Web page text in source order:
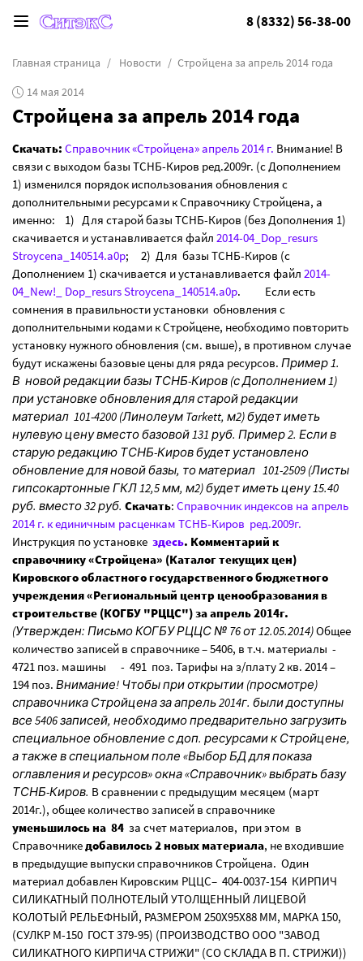
8 (8332) 56-38-00
Главная страница Новости
Стройцена за апрель 2014 года
14 мая 2014
Стройцена за апрель 2014 года
Скачать: Справочник «Стройцена» апрель 2014 г. Внимание! В
связи с выходом базы ТСНБ-Киров ред.2009г. (с Дополнением
1) изменился порядок использования обновления с
дополнительными ресурсами к Справочнику Стройцена, а
именно: 1) Для старой базы ТСНБ-Киров (без Дополнения 1)
скачивается и устанавливается файл 2014-04_Dop_resurs
Stroycena_140514.a0p; 2) Для базы ТСНБ-Киров (с
Дополнением 1) скачивается и устанавливается файл 2014-
04_New!_ Dop_resurs Stroycena_140514.a0p. Если есть
сомнения в правильности установки обновления с
дополнительными кодами к Стройцене, необходимо повторить
установку нужного обновления (см. выше), в противном случае
будут искажены базовые цены для ряда ресурсов. Пример 1.
В новой редакции базы ТСНБ-Киров (с Дополнением 1)
при установке обновления для старой редакции
материал 101-4200 (Линолеум Tarkett, м2) будет иметь
нулевую цену вместо базовой 131 руб. Пример 2. Если в
старую редакцию ТСНБ-Киров будет установлено
обновление для новой базы, то материал 101-2509 (Листы
гипсокартонные ГКЛ 12,5 мм, м2) будет иметь цену 15.40
руб. вместо 32 руб. Скачать: Справочник индексов на апрель
2014 г. к единичным расценкам ТСНБ-Киров ред.2009г.
Инструкция по установке здесь. Комментарий к
справочнику «Стройцена» (Каталог текущих цен)
Кировского областного государственного бюджетного
учреждения «Региональный центр ценообразования в
строительстве (КОГБУ "РЦЦС") за апрель 2014г.
(Утвержден: Письмо КОГБУ РЦЦС № 76 от 12.05.2014)Общее
количество записей в справочнике – 5406, в т.ч. материалы -
4721 поз. машины - 491 поз. Тарифы на з/плату 2 кв. 2014 –
194 поз. Внимание! Чтобы при открытии (просмотре)
справочника Стройцена за апрель 2014г. были доступны
все 5406 записей, необходимо предварительно загрузить
специальное обновление с доп. ресурсами к Стройцене,
а также в специальном поле «Выбор БД для показа
оглавления и ресурсов» окна «Справочник» выбрать базу
ТСНБ-Киров. В сравнении с предыдущим месяцем (март
2014г.), общее количество записей в справочнике
уменьшилось на 84 за счет материалов, при этом в
Справочнике добавилось 2 новых материала, не входившие
в предыдущие выпуски справочников Стройцена. Один
материал добавлен Кировским РЦЦС– 404-0037-154 КИРПИЧ
СИЛИКАТНЫЙ ПОЛНОТЕЛЫЙ УТОЛЩЕННЫЙ ЛИЦЕВОЙ
КОЛОТЫЙ РЕЛЬЕФНЫЙ, РАЗМЕРОМ 250Х95Х88 ММ, МАРКА 150,
(СУЛКР М-150 ГОСТ 379-95) (ПРОИЗВОДСТВО ООО "ЗАВОД
СИЛИКАТНОГО КИРПИЧА СТРИЖИ" (СО СКЛАДА В П. СТРИЖИ))